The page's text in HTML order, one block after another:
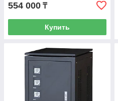
554 000 ₸
Купить